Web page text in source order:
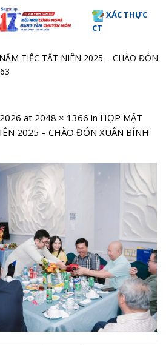
XÁC THỰC
CT
TIỆC TẤT NIÊN 2025 – CHÀO ĐÓN
63
at 2048 × 1366 in HỌP MẶT
2025 – CHÀO ĐÓN XUÂN BÍNH